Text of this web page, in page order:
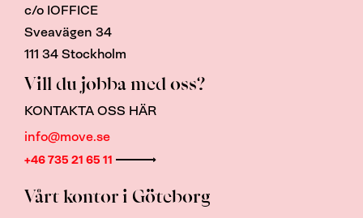
c/o IOFFICE
Sveavägen 34
111 34 Stockholm
Vill du jobba med oss?
KONTAKTA OSS HÄR
info@move.se
+46 735 21 65 11
Vårt kontor i Göteborg